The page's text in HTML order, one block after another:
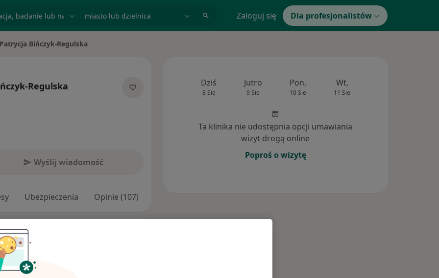
Zaloguj się Dla profesjonalistów
miasto
Patrycja Bińczyk-Regulska
Regulska
Wyślij wiadomość
Ubezpieczenia Opinie (107)
Dziś
8 Sie
Jutro
9 Sie
Pon,
10 Sie
Wt,
11 Sie
Ta klinika nie udostępnia opcji umawiania
wizyt drogą online
Poproś o wizytę